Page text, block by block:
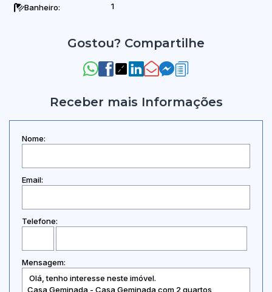
Banheiro: 1
Gostou? Compartilhe
Receber mais Informações
Nome:
Email:
Telefone:
Mensagem: